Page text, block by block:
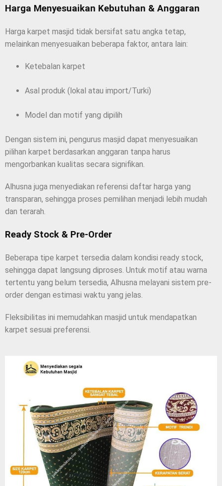
Harga Menyesuaikan Kebutuhan & Anggaran
Harga karpet masjid tidak bersifat satu angka tetap,
melainkan menyesuaikan beberapa faktor, antara lain:
Ketebalan karpet
Asal produk (lokal atau import/Turki)
Model dan motif yang dipilih
Dengan sistem ini, pengurus masjid dapat menyesuaikan
pilihan karpet berdasarkan anggaran tanpa harus
mengorbankan kualitas secara signifikan.
Alhusna juga menyediakan referensi daftar harga yang
transparan, sehingga proses pemilihan menjadi lebih mudah
dan terarah.
Ready Stock & Pre-Order
Beberapa tipe karpet tersedia dalam kondisi ready stock,
sehingga dapat langsung diproses. Untuk motif atau warna
tertentu yang belum tersedia, Alhusna melayani sistem pre-
order dengan estimasi waktu yang jelas.
Fleksibilitas ini memudahkan masjid untuk mendapatkan
karpet sesuai preferensi.